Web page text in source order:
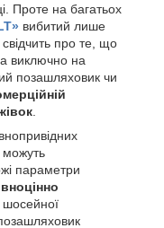
Проте на багатьох
вибитий лише
про те, що
виключно на
позашляховик чи
можуть
параметри
шосейної